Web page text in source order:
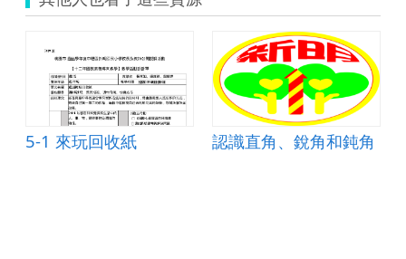
5-1 來玩回收紙 認識直角、銳角和鈍角